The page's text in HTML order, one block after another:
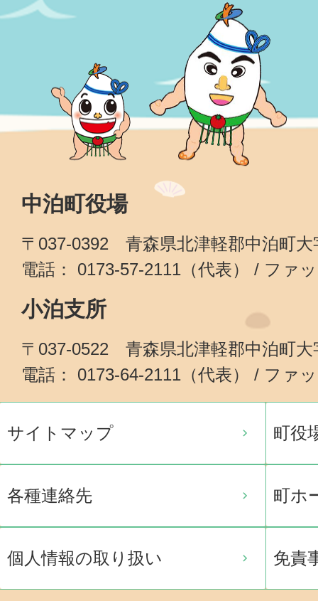
中泊町役場
〒037-0392 青森県北津軽郡中泊町大
電話： 0173-57-2111（代表） / ファ
小泊支所
〒037-0522 青森県北津軽郡中泊町大
電話： 0173-64-2111（代表） / ファ
サイトマップ 町役
各種連絡先 町ホ
個人情報の取り扱い 免責